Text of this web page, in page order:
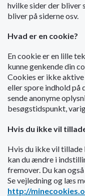
hvilke sider der bliver
bliver på siderne osv.
Hvad er en cookie?
En cookie er en lille
kunne genkende din
Cookies er ikke
eller spore indhold på
sende anonyme
besøgstidspunkt,
Hvis du ikke vil
Hvis du ikke vil tillade
kan du ændre i
fremover. Du kan
Se vejledning og læs
http://